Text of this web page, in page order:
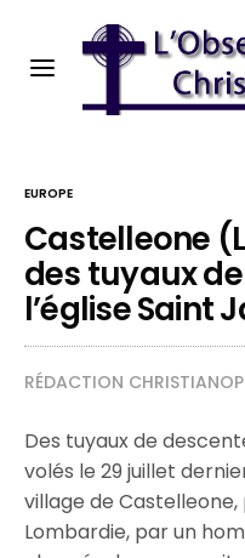
EUROPE
Castelleone
des tuyaux
l’église Saint
RÉDACTION
Des tuyaux de
volés le 29 juillet
village de
Lombardie, par un